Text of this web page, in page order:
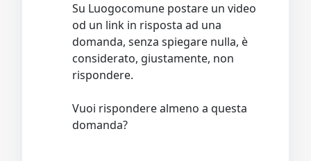
Su Luogocomune postare un video
od un link in risposta ad una
domanda, senza spiegare nulla, è
considerato, giustamente, non
rispondere.
Vuoi rispondere almeno a questa
domanda?